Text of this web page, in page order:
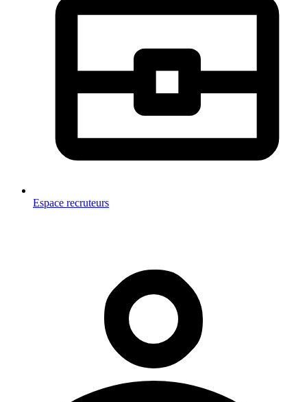
Espace recruteurs